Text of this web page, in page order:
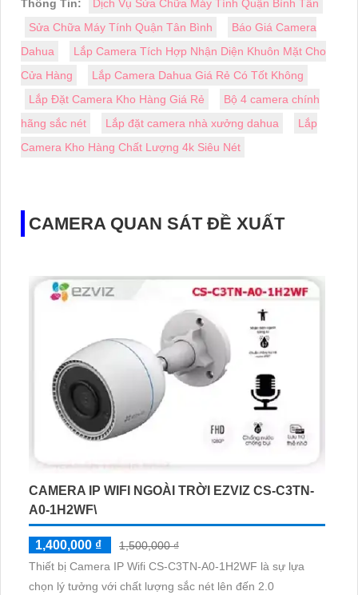
Thông Tin:
Dịch Vụ Sửa Chữa Máy Tính Quận Bình Tân
Sửa Chữa Máy Tính Quận Tân Bình
Báo Giá Camera
Dahua
Lắp Camera Tích Hợp Nhận Diện Khuôn Mặt Cho
Cửa Hàng
Lắp Camera Dahua Giá Rẻ Có Tốt Không
Lắp Đặt Camera Kho Hàng Giá Rẻ
Bộ 4 camera chính
hãng sắc nét
Lắp đặt camera nhà xưởng dahua
Lắp
Camera Kho Hàng Chất Lượng 4k Siêu Nét
CAMERA QUAN SÁT ĐỀ XUẤT
CAMERA IP WIFI NGOÀI TRỜI EZVIZ CS-C3TN-
A0-1H2WF\
1,400,000 ₫
1,500,000 ₫
Thiết bị Camera IP Wifi CS-C3TN-A0-1H2WF là sự lựa
chọn lý tưởng với chất lượng sắc nét lên đến 2.0